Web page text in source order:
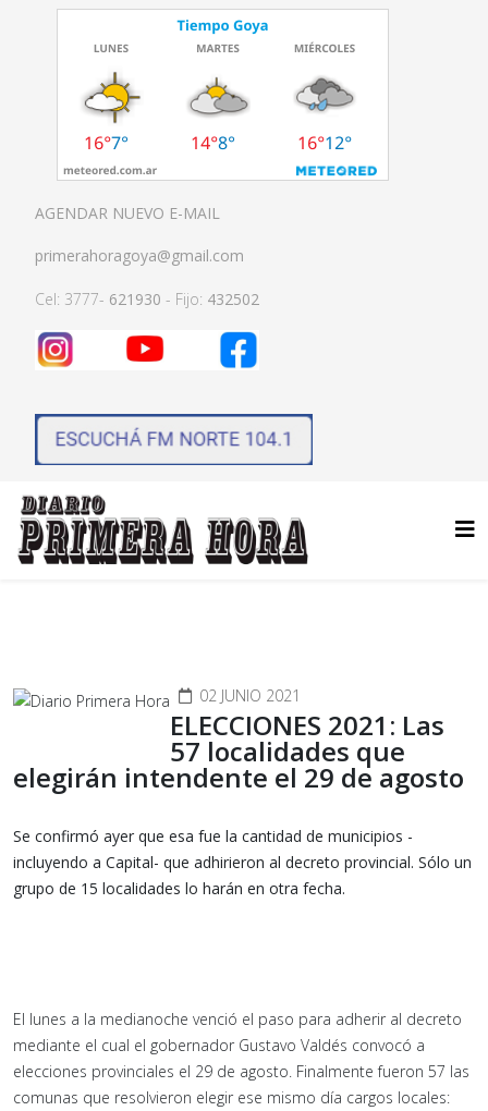
AGENDAR NUEVO E-MAIL
primerahoragoya@gmail.com
Cel: 3777- 621930 - Fijo: 432502
02 JUNIO 2021
ELECCIONES 2021: Las
57 localidades que
elegirán intendente el 29 de agosto
Se confirmó ayer que esa fue la cantidad de municipios -
incluyendo a Capital- que adhirieron al decreto provincial. Sólo un
grupo de 15 localidades lo harán en otra fecha.
El lunes a la medianoche venció el paso para adherir al decreto
mediante el cual el gobernador Gustavo Valdés convocó a
elecciones provinciales el 29 de agosto. Finalmente fueron 57 las
comunas que resolvieron elegir ese mismo día cargos locales: